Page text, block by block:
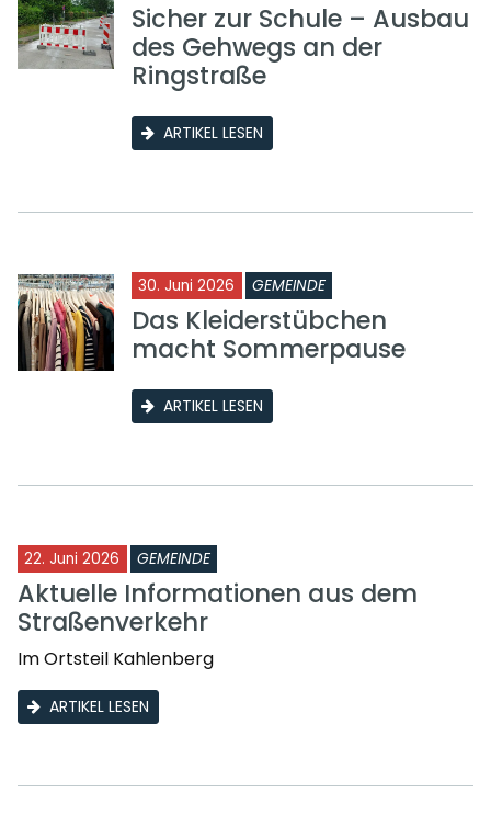
Sicher zur Schule – Ausbau
des Gehwegs an der
Ringstraße
ARTIKEL LESEN
30. Juni 2026 GEMEINDE
Das Kleiderstübchen
macht Sommerpause
ARTIKEL LESEN
22. Juni 2026 GEMEINDE
Aktuelle Informationen aus dem
Straßenverkehr
Im Ortsteil Kahlenberg
ARTIKEL LESEN